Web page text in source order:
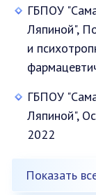
ГБПОУ
Ляпиной",
и
ГБПОУ
Ляпиной",
2022
Показать